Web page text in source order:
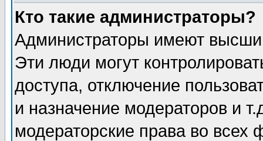
Кто такие администраторы?
Администраторы имеют
Эти люди могут
доступа, отключение
и назначение модераторов и
модераторские права во всех